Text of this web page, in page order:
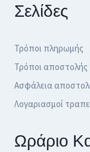
Σελίδες
Τρόποι πληρωμής
Τρόποι αποστολής
Ασφάλεια
Λογαριασμοί
Ωράριο